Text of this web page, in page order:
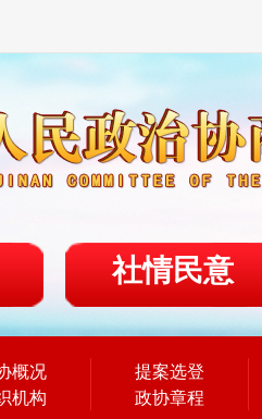
社情民意
概况
机构
提案选登
政协章程